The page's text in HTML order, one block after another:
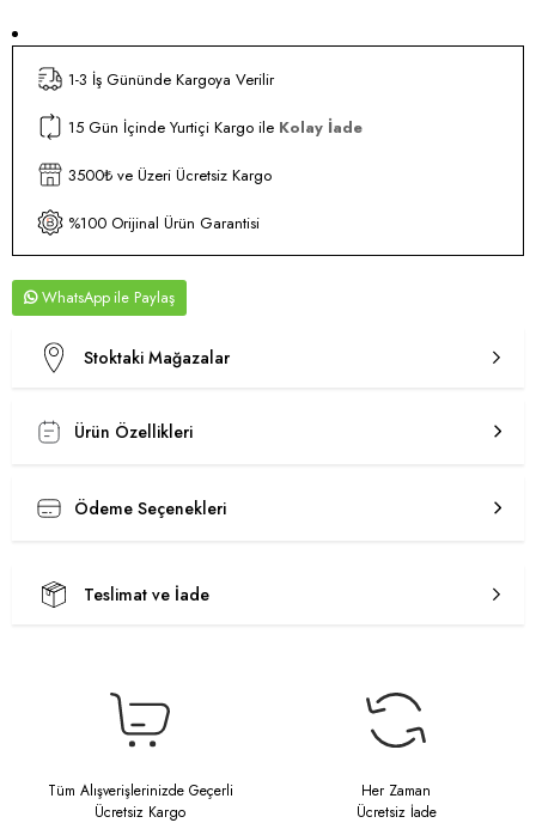
1-3 İş Gününde Kargoya Verilir
15 Gün İçinde Yurtiçi Kargo ile Kolay İade
3500₺ ve Üzeri Ücretsiz Kargo
%100 Orijinal Ürün Garantisi
WhatsApp
Stoktaki Mağazalar
Ürün Özellikleri
Ödeme Seçenekleri
Teslimat ve İade
Tüm Alışverişlerinizde Geçerli
Ücretsiz Kargo
Her Zaman
Ücretsiz İade